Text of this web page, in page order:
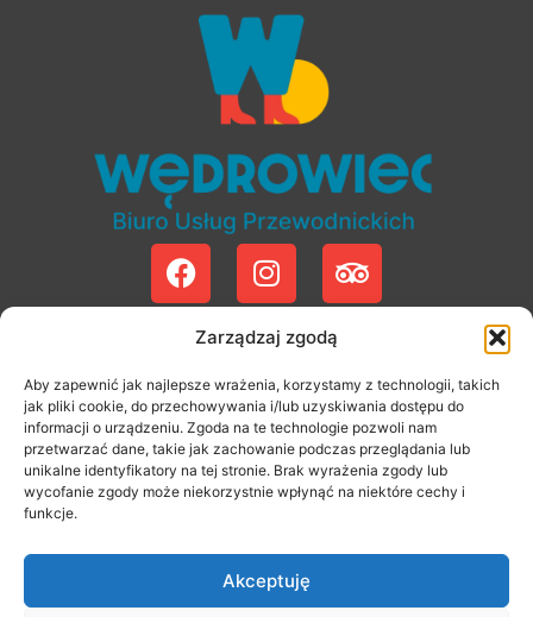
Zarządzaj zgodą
Aby zapewnić jak najlepsze wrażenia, korzystamy z technologii, takich
jak pliki cookie, do przechowywania i/lub uzyskiwania dostępu do
informacji o urządzeniu. Zgoda na te technologie pozwoli nam
przetwarzać dane, takie jak zachowanie podczas przeglądania lub
unikalne identyfikatory na tej stronie. Brak wyrażenia zgody lub
wycofanie zgody może niekorzystnie wpłynąć na niektóre cechy i
funkcje.
Akceptuję
+48 12 427 13 27
biuro@wedrowiec.krakow.pl
NA SKRÓTY
O Nas
Polityka prywatności
Dokumenty